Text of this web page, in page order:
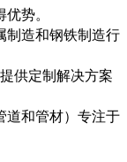
势。
制造和钢铁制造行
供定制解决方案
道和管材）专注于